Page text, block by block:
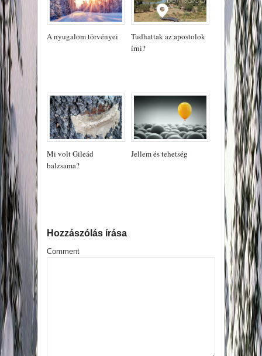
A nyugalom törvényei
Tudhattak az apostolok
írni?
Mi volt Gileád
balzsama?
Jellem és tehetség
Hozzászólás írása
Comment